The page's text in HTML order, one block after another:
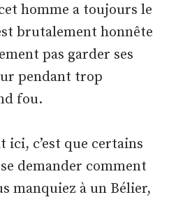
homme a toujours le
brutalement honnête
pas garder ses
pendant trop
fou.
ici, c’est que certains
demander comment
manquiez à un Bélier,